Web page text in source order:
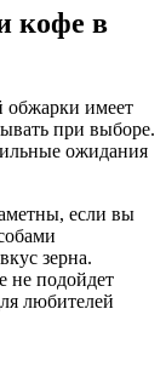
кофе в
обжарки имеет
при выборе.
ожидания
если вы
зерна.
не подойдет
любителей